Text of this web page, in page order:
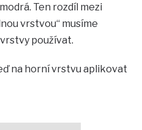
Ten rozdíl mezi
vrstvou“ musíme
používat.
na horní vrstvu aplikovat